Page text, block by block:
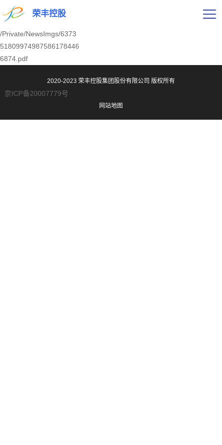
荣丰控股
/Private/NewsImgs/6373
51809974987586178446
6874.pdf
2020-2023 荣丰控股集团股份有限公司 版权所有
京ICP备20007779号
网站地图